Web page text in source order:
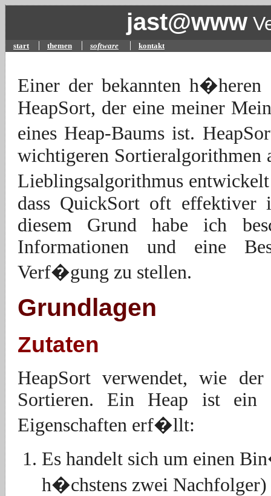
jast@www
start themen software kontakt
Einer der bekannten
HeapSort, der eine meiner
eines Heap-Baums ist.
wichtigeren Sortieralgorithmen
Lieblingsalgorithmus
dass QuickSort oft effektiver
diesem Grund habe ich
Informationen und eine
Verf�gung zu stellen.
Grundlagen
Zutaten
HeapSort verwendet, wie
Sortieren. Ein Heap ist ein
Eigenschaften erf�llt:
Es handelt sich um einen
h�chstens zwei Nachfolger)